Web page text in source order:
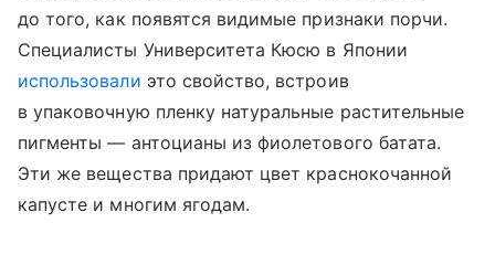
до того, как появятся видимые признаки порчи.
Специалисты Университета Кюсю в Японии
использовали это свойство, встроив
в упаковочную пленку натуральные растительные
пигменты — антоцианы из фиолетового батата.
Эти же вещества придают цвет краснокочанной
капусте и многим ягодам.